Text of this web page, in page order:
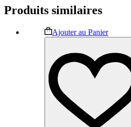
Produits similaires
Ajouter au PanierCe
produit
options
peuvent
être
choisies
sur